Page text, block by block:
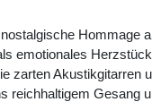
Hommage
emotionales
zarten
reichhaltigem Gesang